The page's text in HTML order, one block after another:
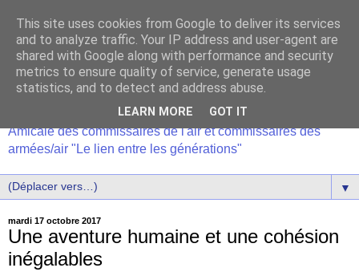
Amicale des commissaires de l'air et commissaires des
armées/air "Le lien entre les générations"
▼
mardi 17 octobre 2017
Une aventure humaine et une cohésion
inégalables
This site uses cookies from Google to deliver its services
and to analyze traffic. Your IP address and user-agent are
shared with Google along with performance and security
metrics to ensure quality of service, generate usage
statistics, and to detect and address abuse.
LEARN MORE GOT IT